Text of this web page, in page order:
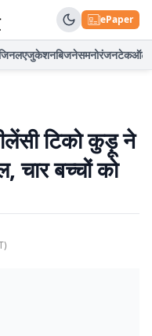
ePaper
एजुकेशनबिजनेसमनोरंजनटेकऑटो
टिको कुड़ू ने
चार बच्चों को